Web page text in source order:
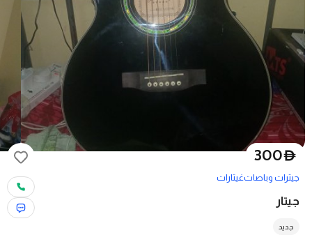
D
300
جيترات وباصاتغيتارات
جيتار
جديد